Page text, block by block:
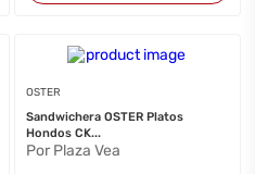
OSTER
Sandwichera OSTER Platos
Hondos CK...
Por Plaza Vea